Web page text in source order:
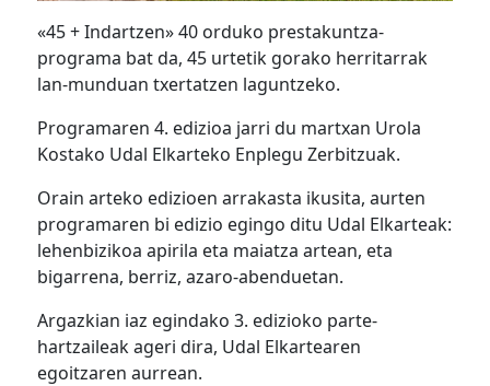
«45 + Indartzen» 40 orduko prestakuntza-
programa bat da, 45 urtetik gorako herritarrak
lan-munduan txertatzen laguntzeko.
Programaren 4. edizioa jarri du martxan Urola
Kostako Udal Elkarteko Enplegu Zerbitzuak.
Orain arteko edizioen arrakasta ikusita, aurten
programaren bi edizio egingo ditu Udal Elkarteak:
lehenbizikoa apirila eta maiatza artean, eta
bigarrena, berriz, azaro-abenduetan.
Argazkian iaz egindako 3. edizioko parte-
hartzaileak ageri dira, Udal Elkartearen
egoitzaren aurrean.